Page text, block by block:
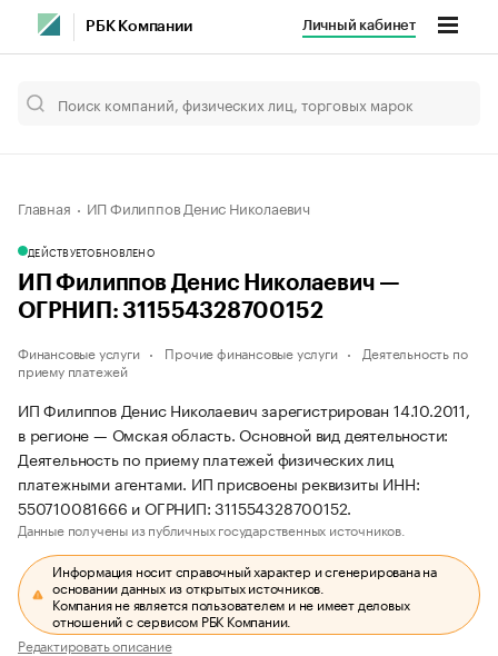
РБК Компании Личный кабинет
Главная ИП Филиппов Денис Николаевич
ДЕЙСТВУЕТОБНОВЛЕНО
ИП Филиппов Денис Николаевич —
ОГРНИП: 311554328700152
Финансовые услуги Прочие финансовые услуги
Деятельность по
приему платежей
ИП Филиппов Денис Николаевич зарегистрирован 14.10.2011,
в регионе — Омская область. Основной вид деятельности:
Деятельность по приему платежей физических лиц
платежными агентами. ИП присвоены реквизиты ИНН:
550710081666 и ОГРНИП: 311554328700152.
Данные получены из публичных государственных источников.
Информация носит справочный характер и сгенерирована на
основании данных из открытых источников.
Компания не является пользователем и не имеет деловых
отношений с сервисом РБК Компании.
Редактировать описание